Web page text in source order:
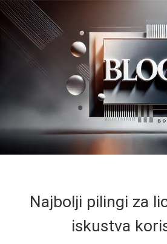
Najbolji pilingi za
iskustva